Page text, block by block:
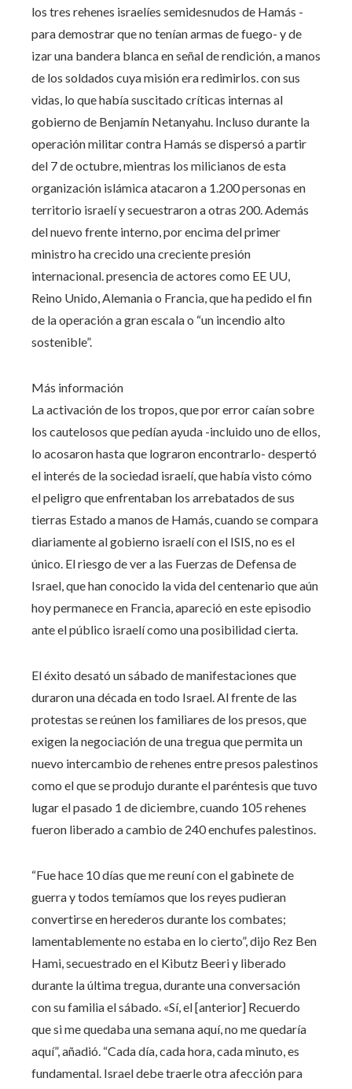
los tres rehenes israelíes semidesnudos de Hamás -
para demostrar que no tenían armas de fuego- y de
izar una bandera blanca en señal de rendición, a manos
de los soldados cuya misión era redimirlos. con sus
vidas, lo que había suscitado críticas internas al
gobierno de Benjamín Netanyahu. Incluso durante la
operación militar contra Hamás se dispersó a partir
del 7 de octubre, mientras los milicianos de esta
organización islámica atacaron a 1.200 personas en
territorio israelí y secuestraron a otras 200. Además
del nuevo frente interno, por encima del primer
ministro ha crecido una creciente presión
internacional. presencia de actores como EE UU,
Reino Unido, Alemania o Francia, que ha pedido el fin
de la operación a gran escala o “un incendio alto
sostenible”.
Más información
La activación de los tropos, que por error caían sobre
los cautelosos que pedían ayuda -incluido uno de ellos,
lo acosaron hasta que lograron encontrarlo- despertó
el interés de la sociedad israelí, que había visto cómo
el peligro que enfrentaban los arrebatados de sus
tierras Estado a manos de Hamás, cuando se compara
diariamente al gobierno israelí con el ISIS, no es el
único. El riesgo de ver a las Fuerzas de Defensa de
Israel, que han conocido la vida del centenario que aún
hoy permanece en Francia, apareció en este episodio
ante el público israelí como una posibilidad cierta.
El éxito desató un sábado de manifestaciones que
duraron una década en todo Israel. Al frente de las
protestas se reúnen los familiares de los presos, que
exigen la negociación de una tregua que permita un
nuevo intercambio de rehenes entre presos palestinos
como el que se produjo durante el paréntesis que tuvo
lugar el pasado 1 de diciembre, cuando 105 rehenes
fueron liberado a cambio de 240 enchufes palestinos.
“Fue hace 10 días que me reuní con el gabinete de
guerra y todos temíamos que los reyes pudieran
convertirse en herederos durante los combates;
lamentablemente no estaba en lo cierto”, dijo Rez Ben
Hami, secuestrado en el Kibutz Beeri y liberado
durante la última tregua, durante una conversación
con su familia el sábado. «Sí, el [anterior] Recuerdo
que si me quedaba una semana aquí, no me quedaría
aquí”, añadió. “Cada día, cada hora, cada minuto, es
fundamental. Israel debe traerle otra afección para